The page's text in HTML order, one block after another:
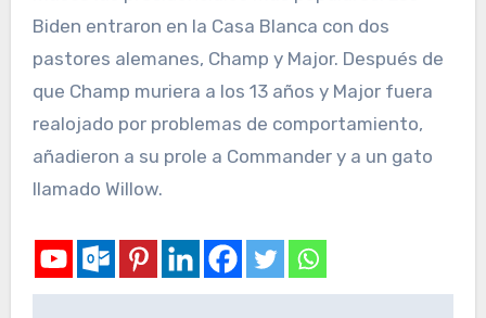
Biden entraron en la Casa Blanca con dos
pastores alemanes, Champ y Major. Después de
que Champ muriera a los 13 años y Major fuera
realojado por problemas de comportamiento,
añadieron a su prole a Commander y a un gato
llamado Willow.